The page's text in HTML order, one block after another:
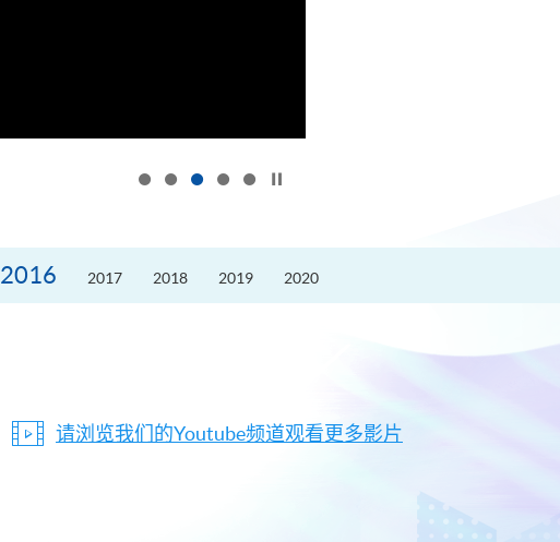
2016 2017 2018 2019 2020
请浏览我们的Youtube频道观看更多影片